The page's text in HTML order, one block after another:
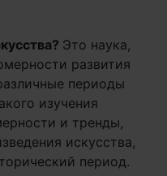
Это наука,
развития
периоды
изучения
и тренды,
искусства,
период.